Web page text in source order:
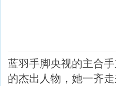
蓝羽手脚央视的主合
的杰出人物，她一齐